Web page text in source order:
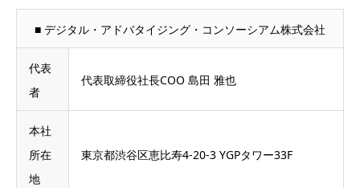
■ デジタル・アドバタイジング・コンソーシアム株式会社
代表
者
代表取締役社長COO 島田 雅也
本社
所在
地
東京都渋谷区恵比寿4-20-3 YGPタワー33F